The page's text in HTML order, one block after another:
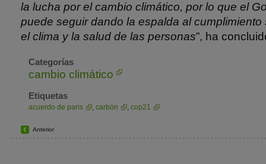
la lucha por el cambio climático, por lo que el
puede seguir dando la espalda al
el clima y la salud de las personas”, ha
Categorías
cambio climático
Etiquetas
acuerdo de paris , carbón , cop21
Anterior